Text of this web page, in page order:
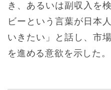
き、あるいは副収入を
ビーという言葉が日本
いきたい」と話し、市
を進める意欲を示した。